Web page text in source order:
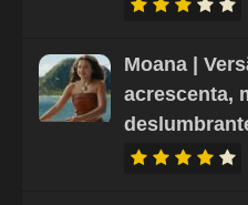
Moana |
acrescenta,